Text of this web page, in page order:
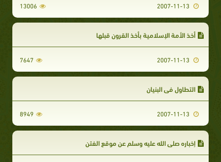
13006
أخذ الأمة الإسلامية بأخذ القرون قبلها
7647
التطاول في البنيان
8949
إخباره صلى الله عليه وسلم عن موقع الفتن